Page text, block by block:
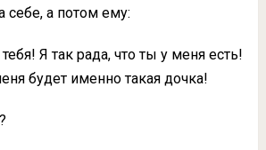
себе, а потом ему:
Я так рада, что ты у меня есть!
будет именно такая дочка!